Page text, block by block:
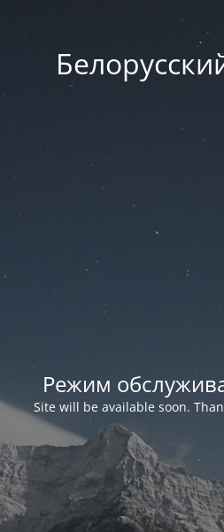
Режим
Site will be available soon.